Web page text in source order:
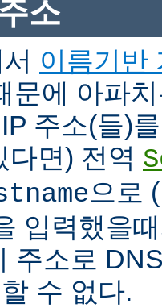
소
이름기반
문에 아파
주소(들)
다면) 전역
으로
입력했을
주소로
수 없다.